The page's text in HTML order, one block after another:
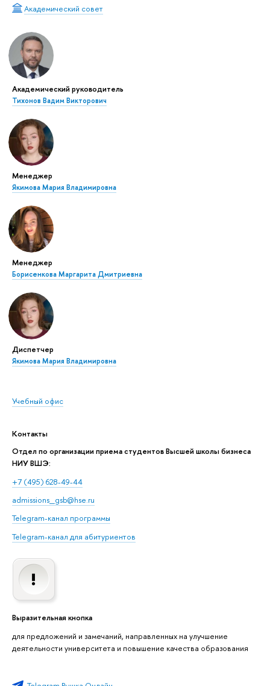
Академический совет
Академический руководитель
Тихонов Вадим Викторович
Менеджер
Якимова Мария Владимировна
Менеджер
Борисенкова Маргарита Дмитриевна
Диспетчер
Якимова Мария Владимировна
Учебный офис
Контакты
Отдел по организации приема студентов Высшей школы бизнеса
НИУ ВШЭ:
+7 (495) 628-49-44
admissions_gsb@hse.ru
Telegram-канал программы
Telegram-канал для абитуриентов
Выразительная кнопка
для предложений и замечаний, направленных на улучшение
деятельности университета и повышение качества образования